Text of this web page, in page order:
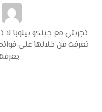
تجربتي مع جينكو بيلوبا
تعرفت من خلالها على فوائد